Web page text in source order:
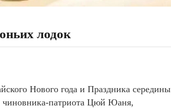
лодок
Нового года и Праздника середины
чиновника-патриота Цюй Юаня,